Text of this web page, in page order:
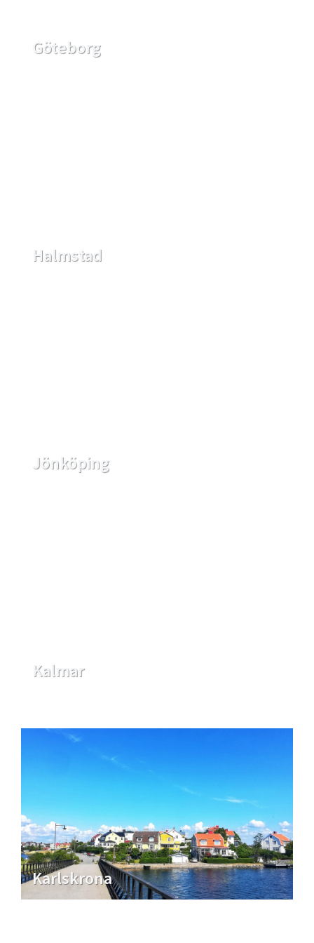
Göteborg
Halmstad
Jönköping
Kalmar
Karlskrona